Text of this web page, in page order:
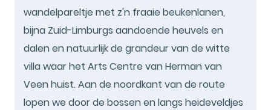
wandelpareltje met z'n fraaie beukenlanen,
bijna Zuid-Limburgs aandoende heuvels en
dalen en natuurlijk de grandeur van de witte
villa waar het Arts Centre van Herman van
Veen huist. Aan de noordkant van de route
lopen we door de bossen en langs heideveldjes